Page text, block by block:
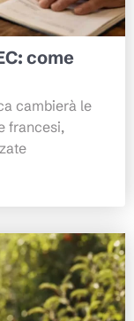
come
cambierà le
francesi,